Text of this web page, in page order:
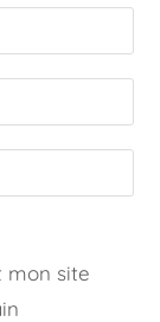
mon site